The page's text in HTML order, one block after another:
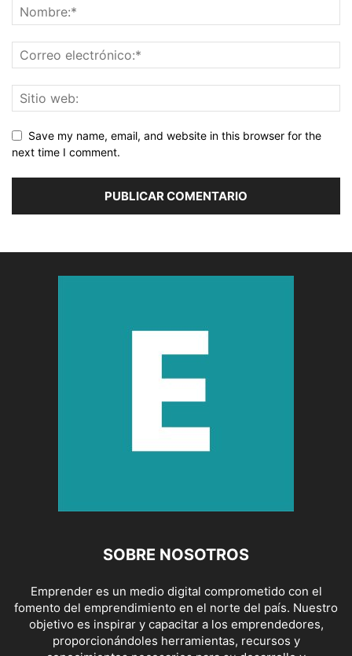
Save my name, email, and website in this browser for the
next time I comment.
SOBRE NOSOTROS
Emprender es un medio digital comprometido con el
fomento del emprendimiento en el norte del país. Nuestro
objetivo es inspirar y capacitar a los emprendedores,
proporcionándoles herramientas, recursos y